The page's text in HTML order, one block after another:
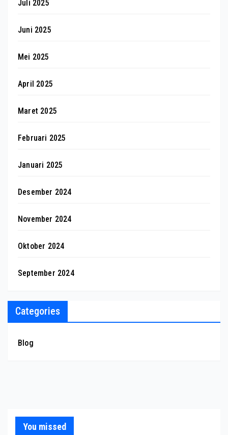
Juli 2025
Juni 2025
Mei 2025
April 2025
Maret 2025
Februari 2025
Januari 2025
Desember 2024
November 2024
Oktober 2024
September 2024
Categories
Blog
You missed